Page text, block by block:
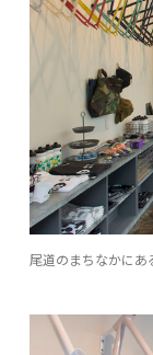
尾道のまちなかにあ